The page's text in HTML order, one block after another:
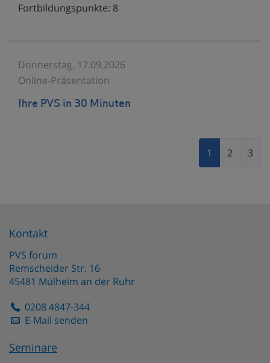
Fortbildungspunkte: 8
Donnerstag, 17.09.2026
Online-Präsentation
Ihre PVS in 30 Minuten
1 2 3
Kontakt
PVS forum
Remscheider Str. 16
45481 Mülheim an der Ruhr
0208 4847-344
E-Mail senden
Seminare